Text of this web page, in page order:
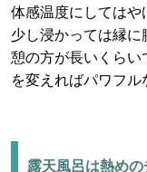
体感温度にしてはや
少し浸かっては縁
憩の方が長いくらい
を変えればパワフル
露天風呂は熱め